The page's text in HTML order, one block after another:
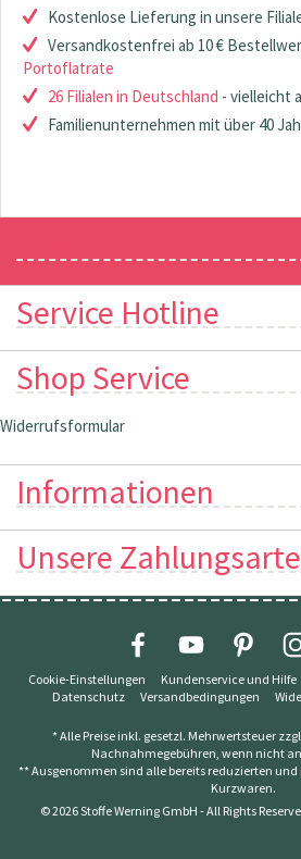
Kostenlose Lieferung in unsere
Versandkostenfrei ab 10 €
Portoflatrate
26 Filialen in Deutschland - vielleicht
Familienunternehmen mit über 40
Service Hotline
Shop Service
Widerrufsformular
Informationen
Unsere
Cookie-Einstellungen Kundenservice und Hilfe
Datenschutz
Versandbedingungen
* Alle Preise inkl. gesetzl. Mehrwertsteuer
Nachnahmegebühren, wenn nicht
** Ausgenommen sind alle bereits reduzierten
Kurzwaren.
© 2026 Stoffe Werning GmbH - All Rights